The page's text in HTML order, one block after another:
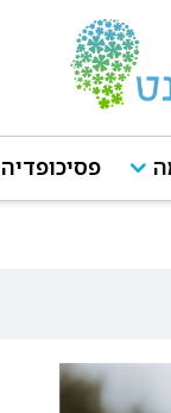
פסיכופדיה